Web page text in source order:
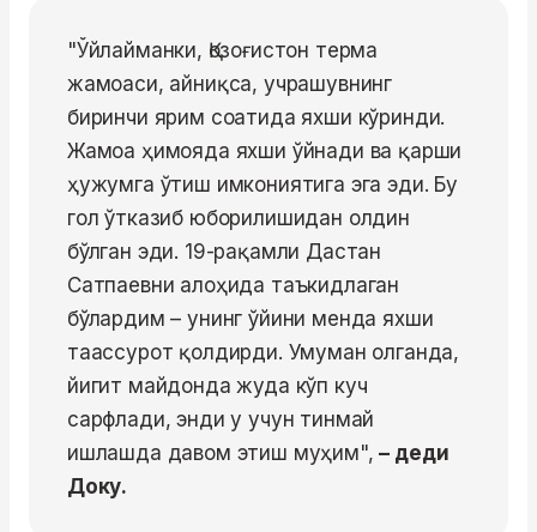
"Ўйлайманки, Қозоғистон терма
жамоаси, айниқса, учрашувнинг
биринчи ярим соатида яхши кўринди.
Жамоа ҳимояда яхши ўйнади ва қарши
ҳужумга ўтиш имкониятига эга эди. Бу
гол ўтказиб юборилишидан олдин
бўлган эди. 19-рақамли Дастан
Сатпаевни алоҳида таъкидлаган
бўлардим – унинг ўйини менда яхши
таассурот қолдирди. Умуман олганда,
йигит майдонда жуда кўп куч
сарфлади, энди у учун тинмай
ишлашда давом этиш муҳим",– деди
Доку.